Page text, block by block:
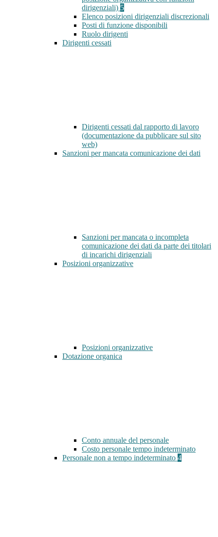
dirigenziali) 5
Elenco posizioni dirigenziali discrezionali
Posti di funzione disponibili
Ruolo dirigenti
Dirigenti cessati
Dirigenti cessati dal rapporto di lavoro
(documentazione da pubblicare sul sito
web)
Sanzioni per mancata comunicazione dei dati
Sanzioni per mancata o incompleta
comunicazione dei dati da parte dei titolari
di incarichi dirigenziali
Posizioni organizzative
Posizioni organizzative
Dotazione organica
Conto annuale del personale
Costo personale tempo indeterminato
Personale non a tempo indeterminato 4